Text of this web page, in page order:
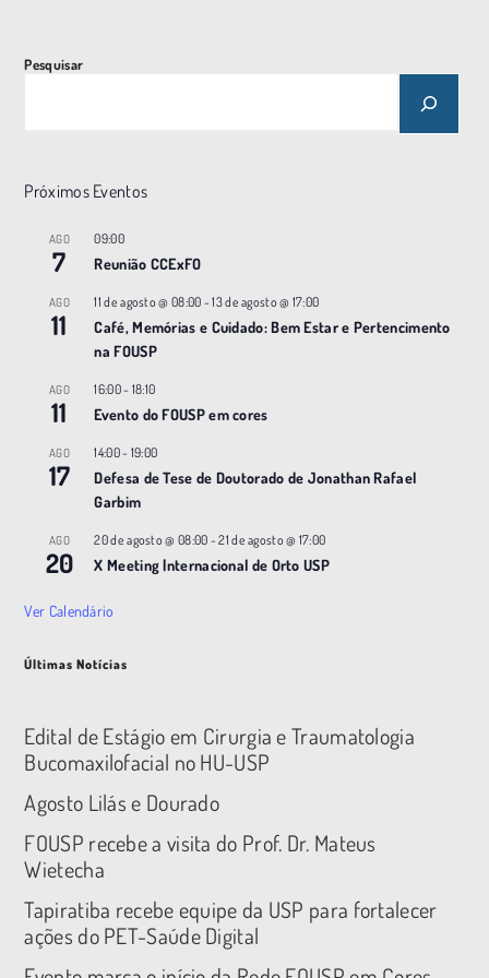
N
g
Pesquisar
Próximos Eventos
AGO
7
09:00
Reunião CCExFO
AGO
11
11 de agosto @ 08:00 -13 de agosto @ 17:00
Café, Memórias e Cuidado: Bem Estar e Pertencimento
na FOUSP
AGO
11
16:00- 18:10
Evento do FOUSP em cores
AGO
17
14:00- 19:00
Defesa de Tese de Doutorado de Jonathan Rafael
Garbim
AGO
20
20 de agosto @ 08:00 -21 de agosto @ 17:00
X Meeting |nternacional de Orto USP
Ver Calendário
Últimas Notícias
Edital de Estágio em Cirurgia e Traumatologia
Bucomaxilofacial no HU-USP
Agosto Lilás e Dourado
FOUSP recebe a visita do Prof. Dr. Mateus
Wietecha
Tapiratiba recebe equipe da USP para fortalecer
ações do PET-Saúde Digital